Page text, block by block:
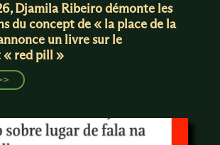
Djamila Ribeiro démonte les
du concept de « la place de la
un livre sur le
« red pill »